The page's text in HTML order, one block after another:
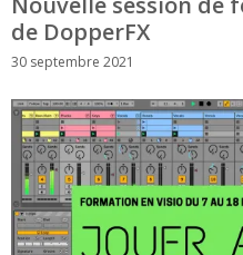
de DopperFX
30 septembre 2021